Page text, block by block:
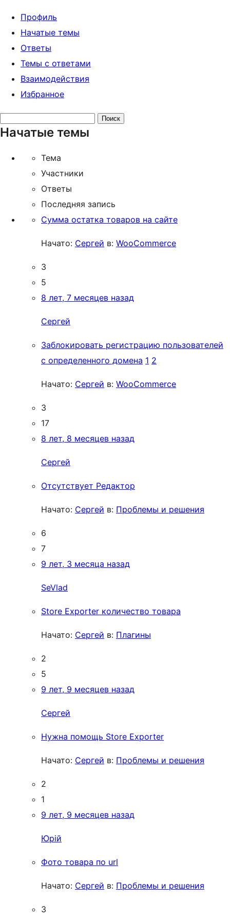
Профиль
Начатые темы
Ответы
Темы с ответами
Взаимодействия
Избранное
тем:
Начатые темы
Тема
Участники
Ответы
Последняя запись
Сумма остатка товаров на сайте
Начато: Сергей в: WooCommerce
3
5
8 лет, 7 месяцев назад
Сергей
Заблокировать регистрацию пользователей
с определенного домена 1 2
Начато: Сергей в: WooCommerce
3
17
8 лет, 8 месяцев назад
Сергей
Отсутствует Редактор
Начато: Сергей в: Проблемы и решения
6
7
9 лет, 3 месяца назад
SeVlad
Store Exporter количество товара
Начато: Сергей в: Плагины
2
5
9 лет, 9 месяцев назад
Сергей
Нужна помощь Store Exporter
Начато: Сергей в: Проблемы и решения
2
1
9 лет, 9 месяцев назад
Юрій
Фото товара по url
Начато: Сергей в: Проблемы и решения
3